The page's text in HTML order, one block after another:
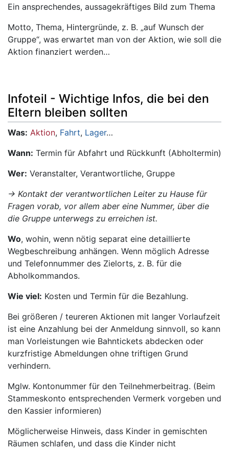
Ein ansprechendes, aussagekräftiges Bild zum Thema
Motto, Thema, Hintergründe, z. B. „auf Wunsch der
Gruppe“, was erwartet man von der Aktion, wie soll die
Aktion finanziert werden…
Infoteil - Wichtige Infos, die bei den
Eltern bleiben sollten
Was: Aktion, Fahrt, Lager…
Wann: Termin für Abfahrt und Rückkunft (Abholtermin)
Wer: Veranstalter, Verantwortliche, Gruppe
-> Kontakt der verantwortlichen Leiter zu Hause für
Fragen vorab, vor allem aber eine Nummer, über die
die Gruppe unterwegs zu erreichen ist.
Wo, wohin, wenn nötig separat eine detaillierte
Wegbeschreibung anhängen. Wenn möglich Adresse
und Telefonnummer des Zielorts, z. B. für die
Abholkommandos.
Wie viel: Kosten und Termin für die Bezahlung.
Bei größeren / teureren Aktionen mit langer Vorlaufzeit
ist eine Anzahlung bei der Anmeldung sinnvoll, so kann
man Vorleistungen wie Bahntickets abdecken oder
kurzfristige Abmeldungen ohne triftigen Grund
verhindern.
Mglw. Kontonummer für den Teilnehmerbeitrag. (Beim
Stammeskonto entsprechenden Vermerk vorgeben und
den Kassier informieren)
Möglicherweise Hinweis, dass Kinder in gemischten
Räumen schlafen, und dass die Kinder nicht